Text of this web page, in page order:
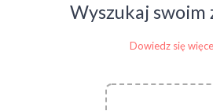
Wyszukaj swoim
Dowiedz się